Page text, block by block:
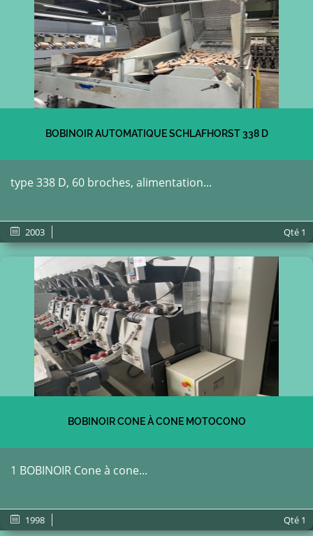
BOBINOIR AUTOMATIQUE SCHLAFHORST 338 D
type 338 D, 60 broches, alimentation...
2003 Qté 1
BOBINOIR CONE À CONE MOTOCONO
1 BOBINOIR Cone à cone...
1998 Qté 1